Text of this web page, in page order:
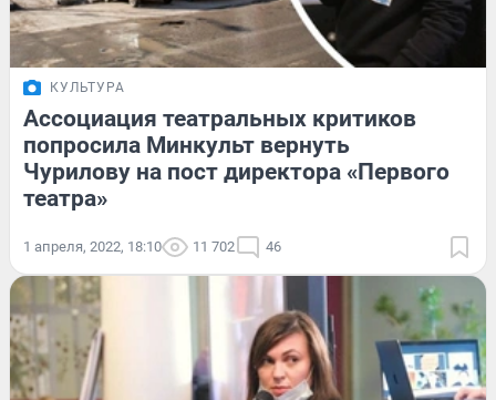
КУЛЬТУРА
Ассоциация театральных критиков
попросила Минкульт вернуть
Чурилову на пост директора «Первого
театра»
1 апреля, 2022, 18:10 11 702 46